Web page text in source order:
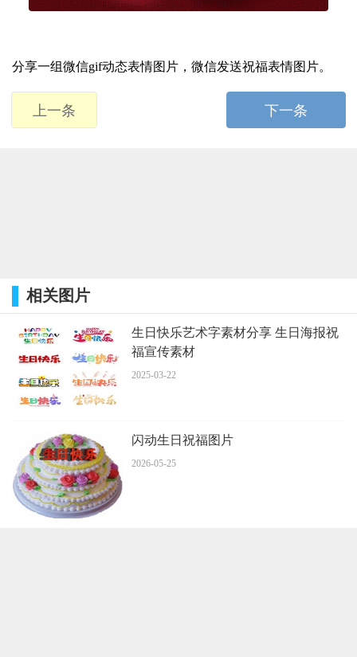
分享一组微信gif动态表情图片，微信发送祝福表情图片。
上一条 下一条
相关图片
生日快乐艺术字素材分享 生日海报祝
福宣传素材
2025-03-22
闪动生日祝福图片
2026-05-25